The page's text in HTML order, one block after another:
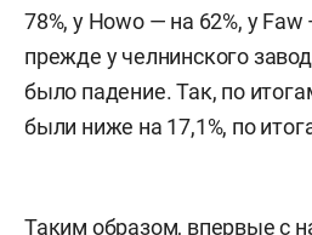
78%, у Howo — на 62%, у
прежде у челнинского
было падение. Так, по
были ниже на 17,1%, по
Таким образом, впервые с